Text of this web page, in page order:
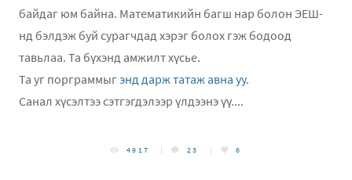
байдаг юм байна. Математикийн багш нар болон ЭЕШ-
нд бэлдэж буй сурагчдад хэрэг болох гэж бодоод
тавьлаа. Та бүхэнд амжилт хүсье.
Та уг порграммыгэнд дарж татаж авна уу.
Санал хүсэлтээ сэтгэгдэлээр үлдээнэ үү....
4917 23 6